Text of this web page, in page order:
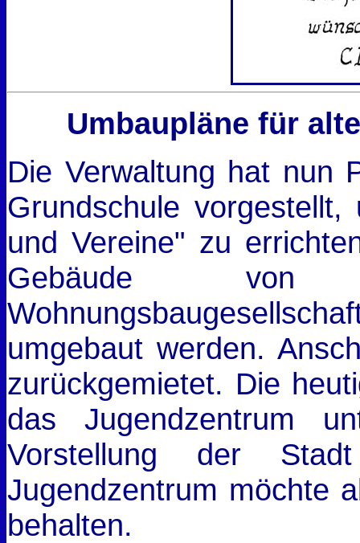
Umbaupläne für
Die Verwaltung hat nun
Grundschule
und Vereine" zu
Gebäude von
umgebaut werden.
zurückgemietet. Die
das Jugendzentrum
Vorstellung der
Jugendzentrum möchte
behalten.